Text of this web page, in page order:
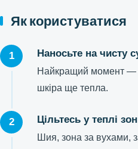
Як користуватися
Наносьте на чисту
Найкращий момент —
шкіра ще тепла.
Цільтесь у теплі
Шия, зона за вухами,